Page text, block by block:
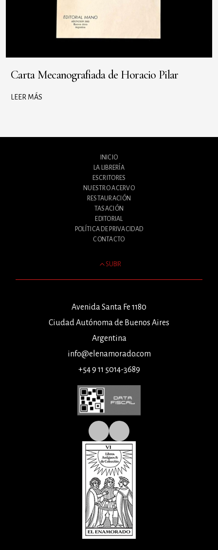
Carta Mecanografiada de Horacio Pilar
LEER MÁS
INICIO
LA LIBRERÍA
ESCRITORES
NUESTRO ACERVO
RESTAURACIÓN
TASACIÓN
EDITORIAL
POLÍTICA DE PRIVACIDAD
CONTACTO
SUBIR
Avenida Santa Fe 1180
Ciudad Autónoma de Buenos Aires
Argentina
info@elenamorado.com
+54 9 11 5014-3689